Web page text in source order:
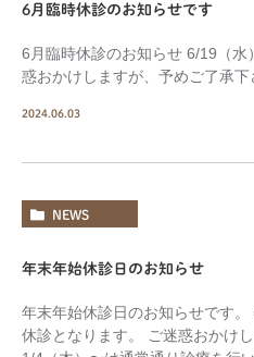
6月臨時休診のお知らせです
6月臨時休診のお知らせ 6/19（
惑おかけしますが、予めご了承下
2024.06.03
NEWS
年末年始休診日のお知らせ
年末年始休診日のお知らせです
休診となります。 ご迷惑おかけ